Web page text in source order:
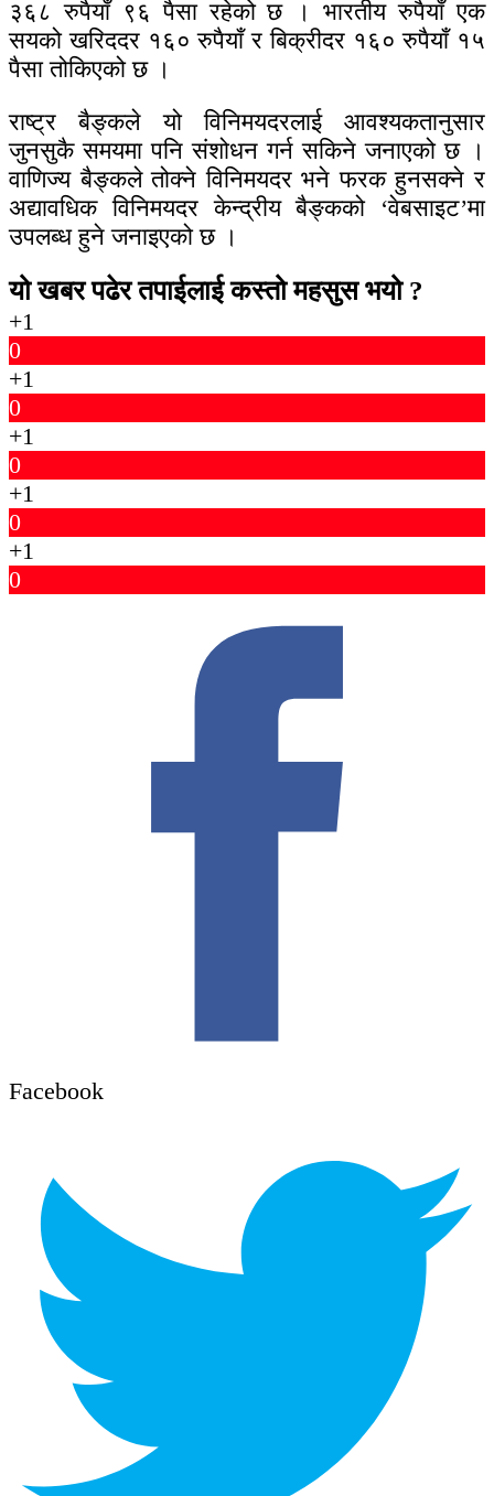
३६८ रुपैयाँ ९६ पैसा रहेको छ । भारतीय रुपैयाँ एक
सयको खरिददर १६० रुपैयाँ र बिक्रीदर १६० रुपैयाँ १५
पैसा तोकिएको छ ।
राष्ट्र बैङ्कले यो विनिमयदरलाई आवश्यकतानुसार
जुनसुकै समयमा पनि संशोधन गर्न सकिने जनाएको छ ।
वाणिज्य बैङ्कले तोक्ने विनिमयदर भने फरक हुनसक्ने र
अद्यावधिक विनिमयदर केन्द्रीय बैङ्कको ‘वेबसाइट’मा
उपलब्ध हुने जनाइएको छ ।
यो खबर पढेर तपाईलाई कस्तो महसुस भयो ?
+1
0
+1
0
+1
0
+1
0
+1
0
Facebook